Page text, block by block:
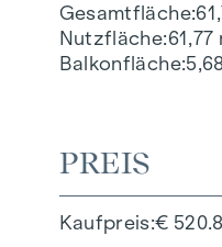
Gesamtfläche
Nutzfläche 61,77
Balkonfläche
PREIS
Kaufpreis €